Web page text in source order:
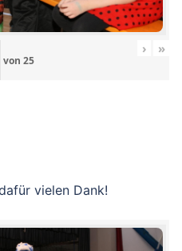
von 25
› »
vielen Dank!